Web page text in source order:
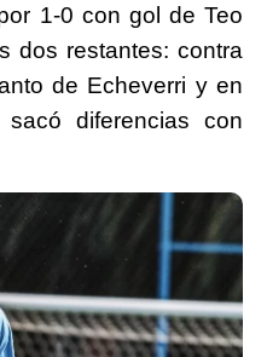
1-0 con gol de Teo
dos restantes: contra
de Echeverri y en
diferencias con